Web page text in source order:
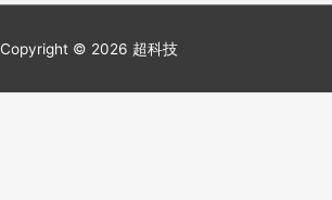
Copyright © 2026 超科技